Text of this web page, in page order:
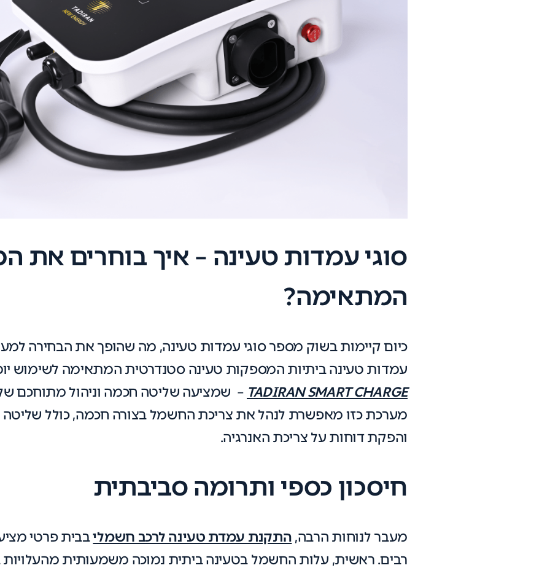
סוגי עמדות טעינה – איך בוחרים את
המתאימה?
כיום קיימות בשוק מספר סוגי עמדות טעינה, מה שהופך את הבחירה
עמדות טעינה ביתיות המספקות טעינה סטנדרטית המתאימה לשימוש
TADIRAN SMART CHARGE – שמציעה שליטה חכמה וניהול מתוחכם
מערכת כזו מאפשרת לנהל את צריכת החשמל בצורה חכמה, כולל שליטה
והפקת דוחות על צריכת האנרגיה.
חיסכון כספי ותרומה סביבתית
מעבר לנוחות הרבה, התקנת עמדת טעינה לרכב חשמליבבית פרטי
רבים. ראשית, עלות החשמל בטעינה ביתית נמוכה משמעותית מהעלויות